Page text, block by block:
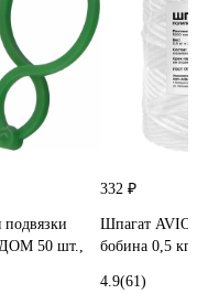
50 шт.,
332 ₽
Шпагат
бобина 0,5 кг
4.9(61)